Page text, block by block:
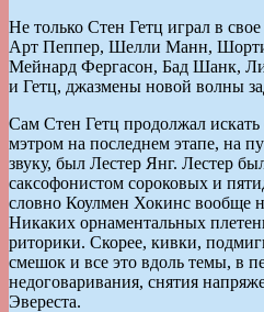
Не только Стен Гетц играл в
Арт Пеппер, Шелли Манн,
Мейнард Фергасон, Бад Шанк,
и Гетц, джазмены новой волны
Сам Стен Гетц продолжал
мэтром на последнем этапе, на
звуку, был Лестер Янг. Лестер
саксофонистом сороковых и
словно Коулмен Хокинс вообще
Никаких орнаментальных
риторики. Скорее, кивки,
смешок и все это вдоль темы, в
недоговаривания, снятия
Эвереста.